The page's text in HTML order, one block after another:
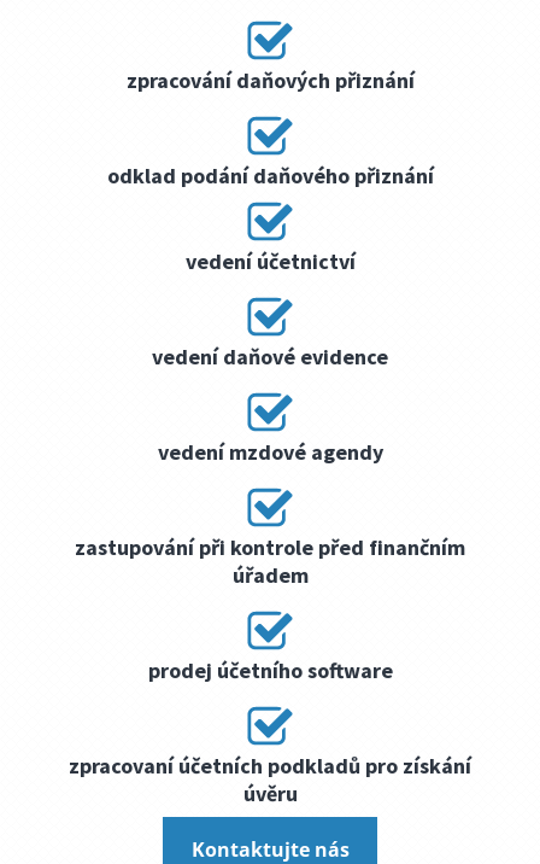
zpracování daňových přiznání
odklad podání daňového přiznání
vedení účetnictví
vedení daňové evidence
vedení mzdové agendy
zastupování při kontrole před finančním
úřadem
prodej účetního software
zpracovaní účetních podkladů pro získání
úvěru
Kontaktujte nás